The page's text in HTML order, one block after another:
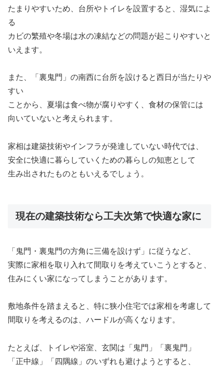
たまりやすいため、台所やトイレを設置すると、湿気によ
る
カビの繁殖や冬場は水の凍結などの問題が起こりやすいと
いえます。
また、「裏鬼門」の南西に台所を設けると西日が当たりや
すい
ことから、夏場は食べ物が腐りやすく、食材の保管には
向いていないと考えられます。
家相は建築技術やインフラが発達していない時代では、
安全に快適に暮らしていくための暮らしの知恵として
生み出されたものともいえるでしょう。
現在の建築技術なら工夫次第で快適な家に
「鬼門・裏鬼門の方角に三備を設けず」に従うなど、
実際に家相を取り入れて間取りを考えていこうとすると、
住みにくい家になってしまうことがあります。
敷地条件を踏まえると、特に狭小住宅では家相を考慮して
間取りを考えるのは、ハードルが高くなります。
たとえば、トイレや浴室、玄関は「鬼門」「裏鬼門」
「正中線」「四隅線」のいずれも避けようとすると、